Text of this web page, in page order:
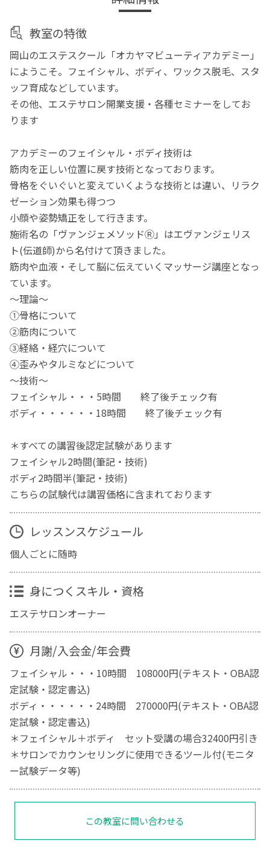
教室の特徴
岡山のエステスクール「オカヤマビューティアカデミー」
にようこそ。フェイシャル、ボディ、ワックス脱毛、スタ
ッフ育成などしています。
その他、エステサロン開業支援・各種セミナーをしてお
ります
アカデミーのフェイシャル・ボディ技術は
筋肉を正しい位置に戻す技術となっております。
骨格をぐいぐいと変えていくような技術とは違い、リラク
ゼーション効果も得つつ
小顔や姿勢矯正をして行きます。
施術名の「ヴァンジェメソッドⓇ」はエヴァンジェリス
ト(伝道師)から名付けて頂きました。
筋肉や血液・そして脳に伝えていくマッサージ講座となっ
ています。
～理論～
①骨格について
②筋肉について
③経絡・経穴について
④歪みやタルミなどについて
～技術～
フェイシャル・・・5時間 終了後チェック有
ボディ・・・・・・18時間 終了後チェック有
＊すべての講習後認定試験があります
フェイシャル2時間(筆記・技術)
ボディ2時間半(筆記・技術)
こちらの試験代は講習価格に含まれております
レッスンスケジュール
個人ごとに随時
身につくスキル・資格
エステサロンオーナー
月謝/入会金/年会費
フェイシャル・・・10時間 108000円(テキスト・OBA認
定試験・認定書込)
ボディ・・・・・・24時間 270000円(テキスト・OBA認
定試験・認定書込)
＊フェイシャル＋ボディ セット受講の場合32400円引き
＊サロンでカウンセリングに使用できるツール付(モニタ
ー試験データ等)
この教室に問い合わせる